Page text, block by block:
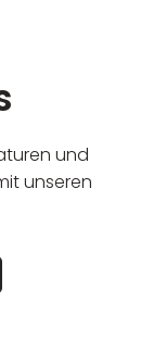
und
unseren